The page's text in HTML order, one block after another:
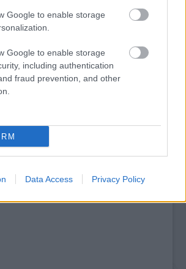
Google to enable storage
Google to enable storage
including authentication
fraud prevention, and other
Data Access Privacy Policy
címe:
ellenőrzi. Kifogás esetén forduljon a blog szerkesztőjéhez.